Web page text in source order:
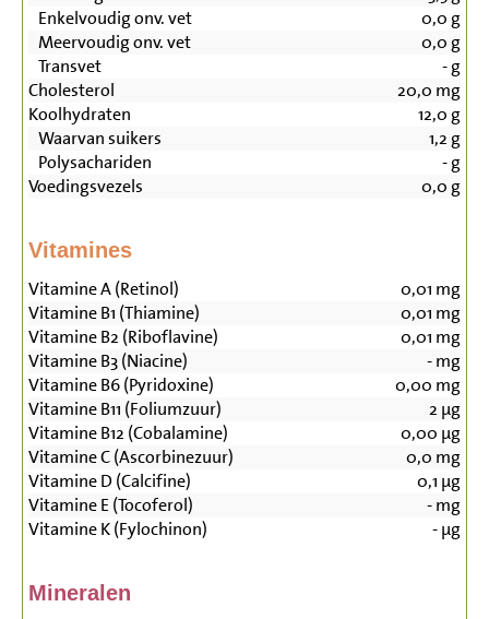
Enkelvoudig onv. vet
0,0 g
Meervoudig onv. vet
0,0 g
Transvet
-g
Cholesterol
20,0 mg
Koolhydraten
12,0 g
Waarvan suikers
1,2 g
Polysachariden
-g
Voedingsvezels
0,0 g
Vitamines
Vitamine A (Retinol) 0,01 mg
Vitamine B1 (Thiamine)
0,01 mg
Vitamine B2 (Riboflavine)
0,01 mg
Vitamine B3 (Niacine)
-mg
Vitamine B6 (Pyridoxine)
0,00 mg
Vitamine B11 (Foliumzuur)
2 µg
Vitamine B12 (Cobalamine)
0,00 µg
Vitamine C (Ascorbinezuur)
0,0 mg
Vitamine D (Calcifine)
0,1 µg
Vitamine E (Tocoferol)
-mg
Vitamine K (Fylochinon)
-µg
Mineralen